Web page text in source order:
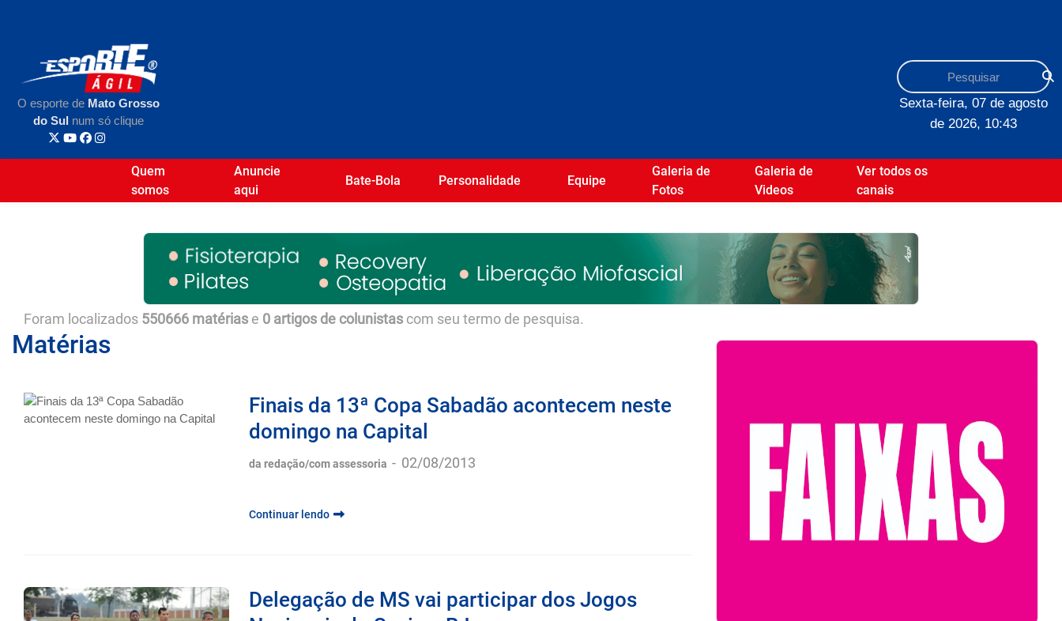
O esporte de Mato Grosso
do Sul num só clique
Sexta-feira, 07 de agosto
de 2026, 10:43
Quem
somos
Anuncie
aqui
Bate-Bola Personalidade Equipe
Galeria de
Fotos
Galeria de
Videos
Ver todos os
canais
Foram localizados 550666 matérias e 0 artigos de colunistas com seu termo de pesquisa.
Matérias
Finais da 13ª Copa Sabadão acontecem neste
domingo na Capital
da redação/com assessoria 02/08/2013
Continuar lendo
Delegação de MS vai participar dos Jogos